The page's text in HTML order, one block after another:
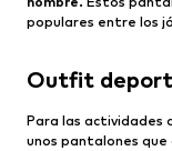
populares entre los
Outfit
Para las actividades
unos pantalones